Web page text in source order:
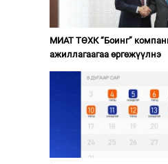
МИАТ ТӨХК “Боинг”
ажиллагаагаа өргөжүүлнэ